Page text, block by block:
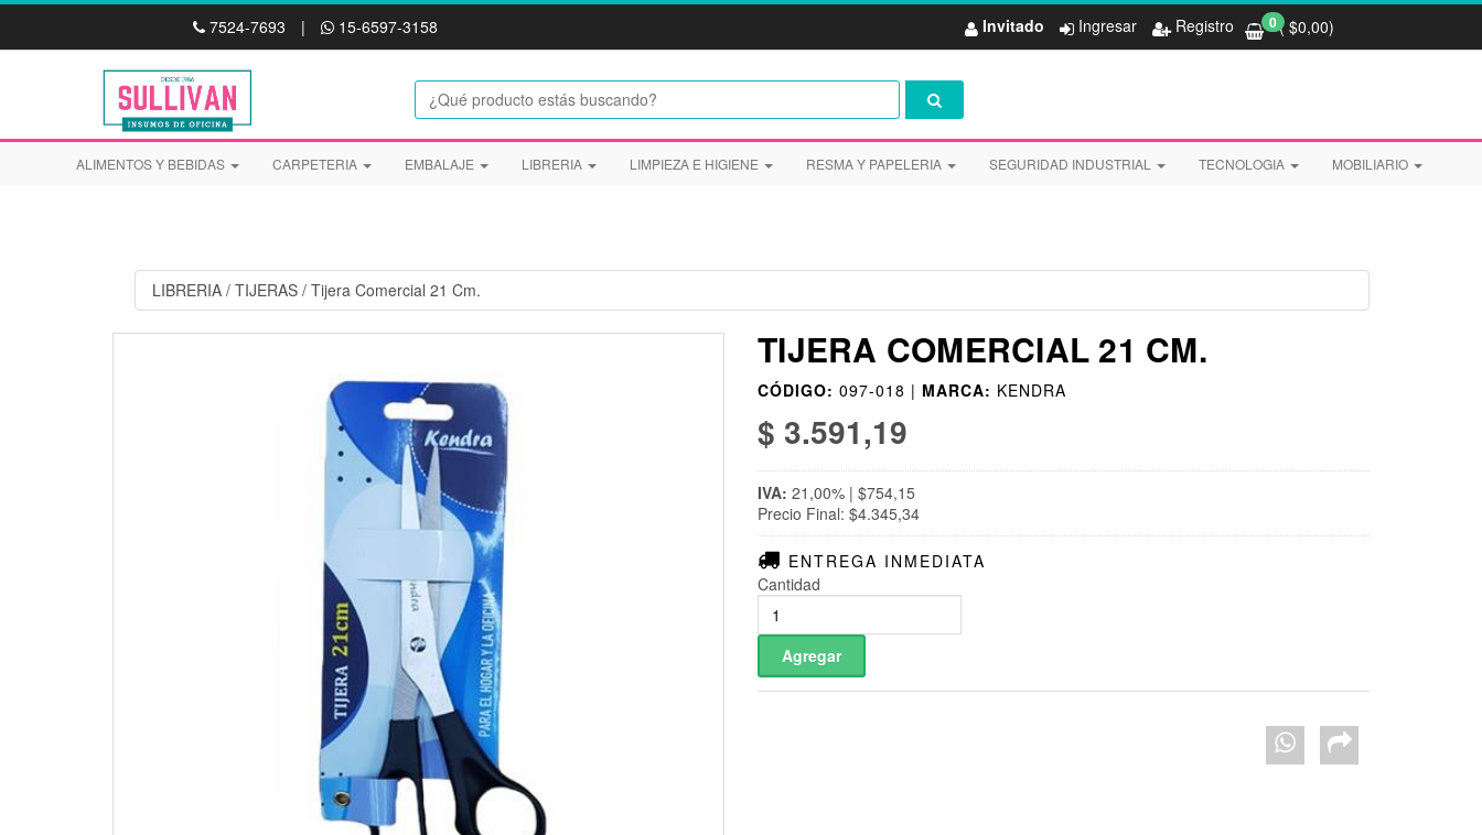
Invitado Ingresar Registro 0( $0,00)
ALIMENTOS Y BEBIDAS CARPETERIA EMBALAJE LIBRERIA LIMPIEZA E HIGIENE RESMA Y PAPELERIA SEGURIDAD INDUSTRIAL TECNOLOGIA MOBILIARIO
7524-7693 | 15-6597-3158
LIBRERIA / TIJERAS / Tijera Comercial 21 Cm.
TIJERA COMERCIAL 21 CM.
CÓDIGO: 097-018 | MARCA: KENDRA
$ 3.591,19
IVA: 21,00% | $754,15
Precio Final: $4.345,34
ENTREGA INMEDIATA
Cantidad